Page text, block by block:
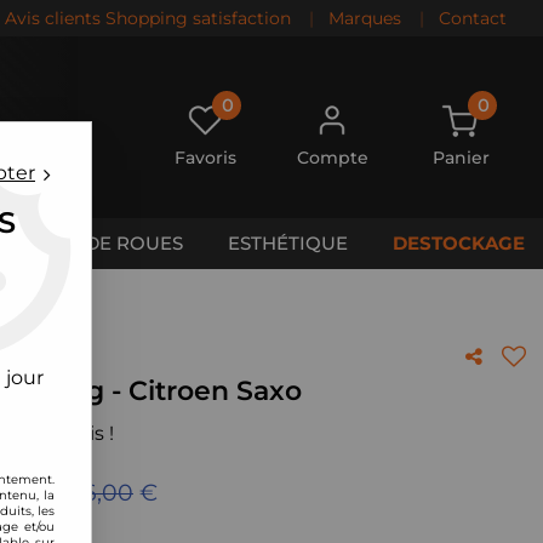
Avis clients Shopping satisfaction | Marques | Contact
0
Favoris Compte
0
Panier
CALES DE ROUES ESTHÉTIQUE DESTOCKAGE
- Citroen Saxo
votre avis !
de 1116,00 €
jour
la
les
et/ou